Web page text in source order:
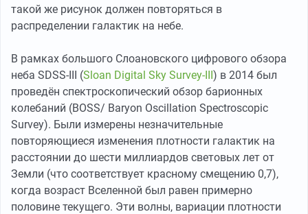
такой же рисунок должен повторяться в
распределении галактик на небе.
В рамках большого Слоановского цифрового обзора
неба SDSS-III (Sloan Digital Sky Survey-III) в 2014 был
проведён спектроскопический обзор барионных
колебаний (BOSS/ Baryon Oscillation Spectroscopic
Survey). Были измерены незначительные
повторяющиеся изменения плотности галактик на
расстоянии до шести миллиардов световых лет от
Земли (что соответствует красному смещению 0,7),
когда возраст Вселенной был равен примерно
половине текущего. Эти волны, вариации плотности